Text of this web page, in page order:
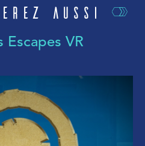
aussi
Escapes VR